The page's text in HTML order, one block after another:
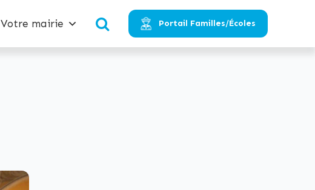
Votre mairie Portail Familles/Écoles